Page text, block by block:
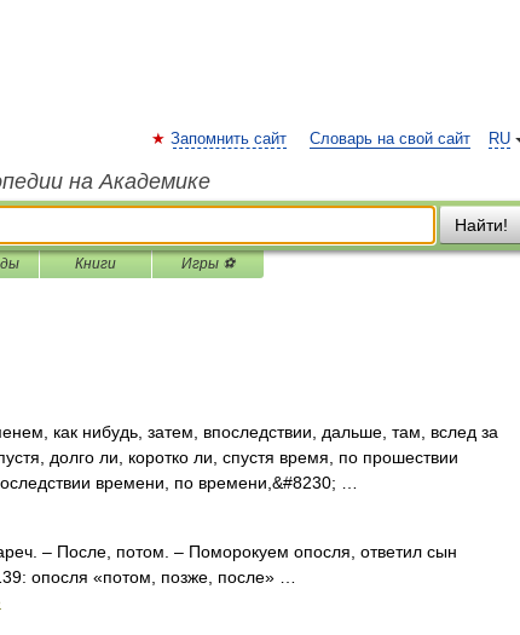
RU
Запомнить сайт Словарь на свой сайт
на Академике
Найти!
Книги Игры ⚽
как нибудь, затем, впоследствии, дальше, там, вслед за
долго ли, коротко ли, спустя время, по прошествии
времени, по времени,&#8230; …
– После, потом. – Поморокуем опосля, ответил сын
опосля «потом, позже, после» …